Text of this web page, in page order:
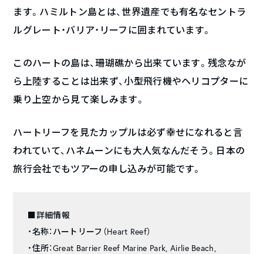
ます。ハミルトン島とは、世界遺産でも有名なセントラ
ルグレート・バリア・リーフに囲まれています。
このハートの島は、珊瑚礁から出来ています。残念なが
ら上陸することは出来ず、小型飛行機やヘリコプターに
乗り上空から見て楽しみます。
ハートリーフを見たカップルは必ず幸せになれると言
われていて、ハネムーンにも大人気なんだそう。日本の
旅行会社でもツアーの申し込みが可能です。
■詳細情報
・名称：ハートリーフ（Heart Reef）
・住所：Great Barrier Reef Marine Park, Airlie Beach,